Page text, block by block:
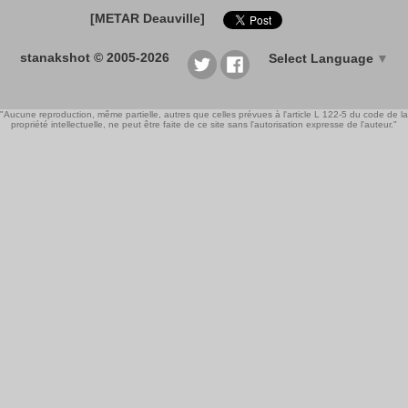
[METAR Deauville]
stanakshot © 2005-2026 Select Language ▼
"Aucune reproduction, même partielle, autres que celles prévues à l'article L 122-5 du code de la
propriété intellectuelle, ne peut être faite de ce site sans l'autorisation expresse de l'auteur."